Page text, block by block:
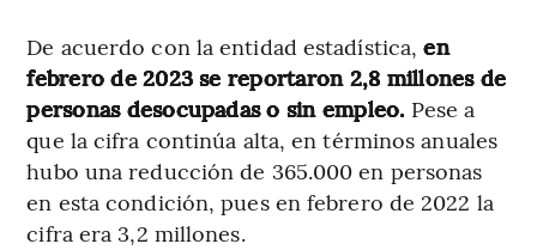
De acuerdo con la entidad estadística,en
febrero de 2023 se reportaron 2,8 millones de
personas desocupadas o sin empleo. Pese a
que la cifra continúa alta, en términos anuales
hubo una reducción de 365.000 en personas
en esta condición, pues en febrero de 2022 la
cifra era 3,2 millones.